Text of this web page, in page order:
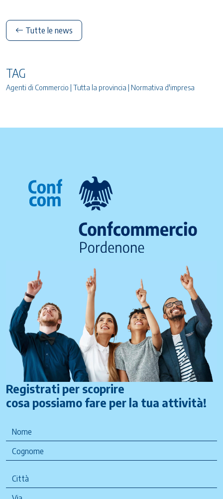
Tutte le news
TAG
Agenti di Commercio | Tutta la provincia | Normativa d'impresa
Registrati per scoprire
cosa possiamo fare per la tua attività!